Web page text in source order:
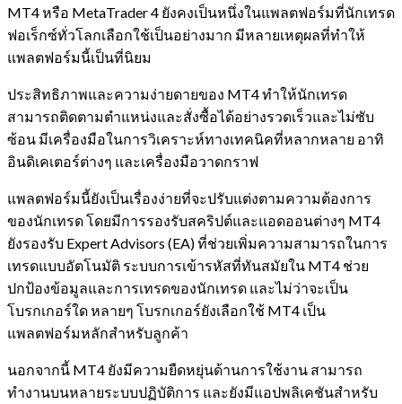
MT4 หรือ MetaTrader 4 ยังคงเป็นหนึ่งในแพลตฟอร์มที่นักเทรด
ฟอเร็กซ์ทั่วโลกเลือกใช้เป็นอย่างมาก มีหลายเหตุผลที่ทำให้
แพลตฟอร์มนี้เป็นที่นิยม
ประสิทธิภาพและความง่ายดายของ MT4 ทำให้นักเทรด
สามารถติดตามตำแหน่งและสั่งซื้อได้อย่างรวดเร็วและไม่ซับ
ซ้อน มีเครื่องมือในการวิเคราะห์ทางเทคนิคที่หลากหลาย อาทิ
อินดิเคเตอร์ต่างๆ และเครื่องมือวาดกราฟ
แพลตฟอร์มนี้ยังเป็นเรื่องง่ายที่จะปรับแต่งตามความต้องการ
ของนักเทรด โดยมีการรองรับสคริปต์และแอดออนต่างๆ MT4
ยังรองรับ Expert Advisors (EA) ที่ช่วยเพิ่มความสามารถในการ
เทรดแบบอัตโนมัติ ระบบการเข้ารหัสที่ทันสมัยใน MT4 ช่วย
ปกป้องข้อมูลและการเทรดของนักเทรด และไม่ว่าจะเป็น
โบรกเกอร์ใด หลายๆ โบรกเกอร์ยังเลือกใช้ MT4 เป็น
แพลตฟอร์มหลักสำหรับลูกค้า
นอกจากนี้ MT4 ยังมีความยืดหยุ่นด้านการใช้งาน สามารถ
ทำงานบนหลายระบบปฏิบัติการ และยังมีแอปพลิเคชันสำหรับ